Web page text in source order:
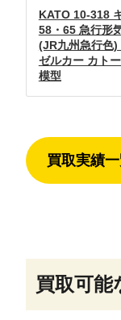
KATO 10-318
58・65 急行形
(JR九州急行色)
ゼルカー カト
模型
買取実績
買取可能